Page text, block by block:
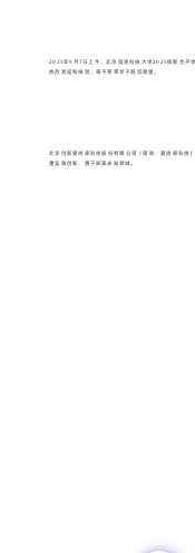
2025年9月7日上午，北京信息科技大学2025级新生开
热烈欢迎和祝贺，寄予莘莘学子殷切期望。
北京创新爱尚家科技股份有限公司（简称：爱尚家科技
重实践创新、勇于探索未知领域。